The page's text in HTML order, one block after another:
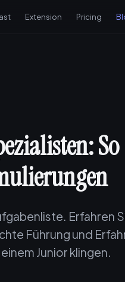
Extension Pricing
So
Erfahren
Führung und
Junior klingen.